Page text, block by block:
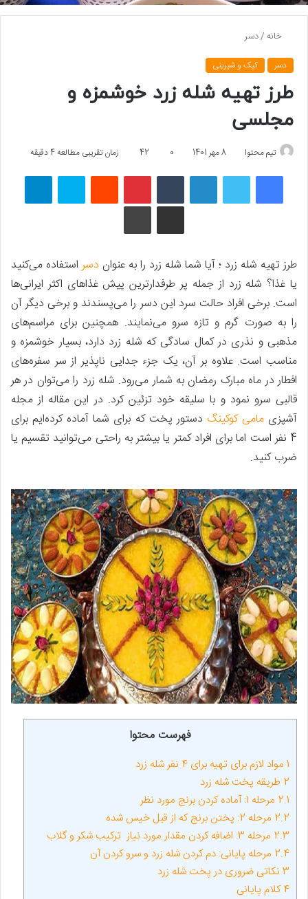
خانه /دسر
دسر کیک و شیرینی
طرز تهیه شله زرد خوشمزه و
مجلسی
تیم محتوا 8 مهر 1401 0
42 زمان تقریبی مطالعه 4 دقیقه
فیسبوک توییتر لینکداین تامبلر پینتریستReddit اسکایپ تلگرام
اشتراک گذاری با ایمیل
چاپ
طرز تهیه شله زرد ؛ آیا شما شله زرد را به عنوان دسراستفاده می‌کنید
یا غذا؟ شله زرد از جمله پر طرفدارترین پیش غذاهای اکثر ایرانی‌ها
است. برخی افراد حالت سرد این دسر را می‌پسندند و برخی دیگر آن
را به صورت گرم و تازه سرو می‌نمایند. همچنین برای مراسم‌های
مذهبی و نذری در کمال سادگی که شله زرد دارد، بسیار خوشمزه و
مناسب است. علاوه بر آن، یک جزء جدایی ناپذیر از سر سفره‌های
افطار در ماه مبارک رمضان به شمار می‌رود. شله زرد را می‌توان در هر
قالبی سرو نمود و با سلیقه خود تزئین کرد. در این مقاله از مجله
آشپزیمامی کوکینگ دستور پخت که برای شما آماده کرده‌ایم برای
4 نفر است اما برای افراد کمتر یا بیشتر به راحتی می‌توانید تقسیم یا
ضرب کنید.
فهرست محتوا
1 مواد لازم برای تهیه برای 4 نفر شله زرد
2 طریقه پخت شله زرد
2.1 مرحله 1: آماده کردن برنج مورد نظر
2.2 مرحله 2: پختن برنج که از قبل خیس شده
2.3 مرحله 3: اضافه کردن مقدار مورد نیاز ترکیب شکر و گلاب
2.4 مرحله پایانی: دم کردن شله زرد و سرو کردن آن
3 نکاتی ضروری در پخت شله زرد
4کلام پایانی